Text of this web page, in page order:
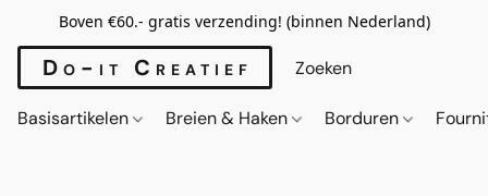
Boven €60.- gratis verzending! (binnen Nederland)
Do-it Creatief
Basisartikelen Breien & Haken Borduren